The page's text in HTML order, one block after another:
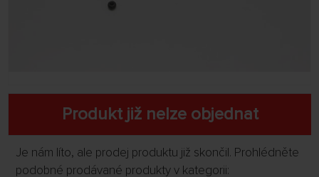
Produkt již nelze objednat
Je nám líto, ale prodej produktu již skončil. Prohlédněte
podobné prodávané produkty v kategorii: